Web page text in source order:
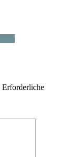
Erforderliche